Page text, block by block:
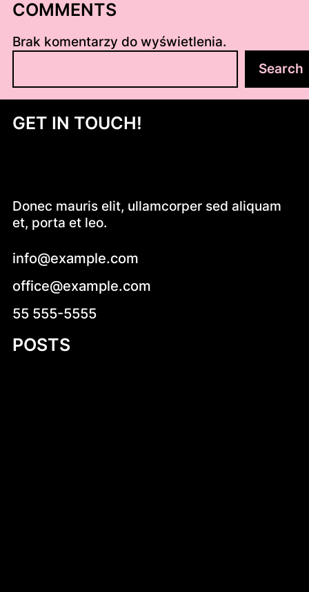
COMMENTS
Brak komentarzy do wyświetlenia.
u
a
Search
GET IN TOUCH!
Donec mauris elit, ullamcorper sed aliquam
et, porta et leo.
info@example.com
office@example.com
55 555-5555
POSTS